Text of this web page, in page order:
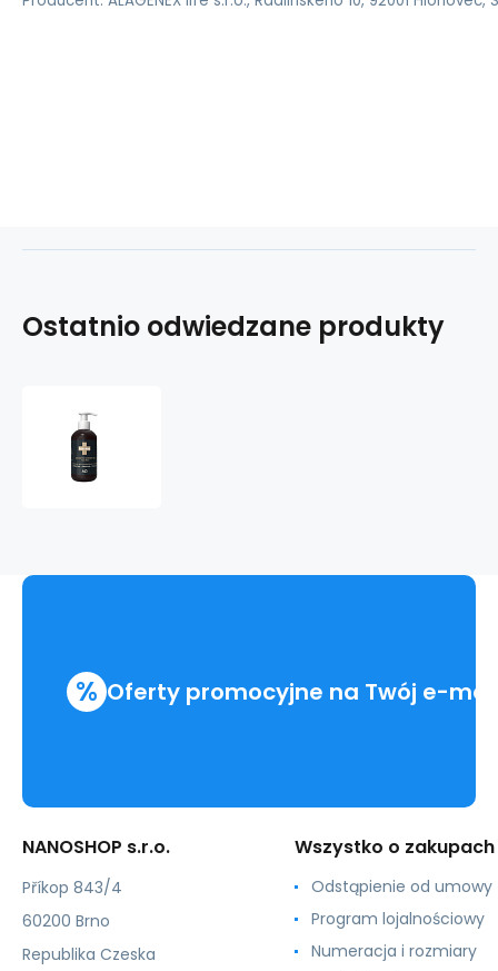
Ostatnio odwiedzane produkty
% Oferty promocyjne na Twój e-mail
NANOSHOP s.r.o.
Příkop 843/4
60200 Brno
Republika Czeska
Wszystko o zakupach
Odstąpienie od umowy
Program lojalnościowy
Numeracja i rozmiary